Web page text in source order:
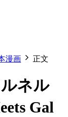
漫画 正文
ネル
Gal